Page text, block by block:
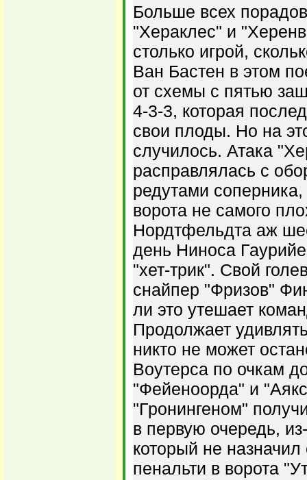
Больше всех
"Хераклес" и
столько игрой,
Ван Бастен в этом
от схемы с пятью
4-3-3, которая
свои плоды. Но на
случилось. Атака
расправлялась с
редутами
ворота не самого
Нордтфельдта аж
день Ниноса
"хет-трик". Свой
снайпер "Фризов"
ли это утешает
Продолжает
никто не может
Воутерса по очкам
"Фейеноорда" и
"Гронингеном"
в первую очередь,
который не
пенальти в ворота